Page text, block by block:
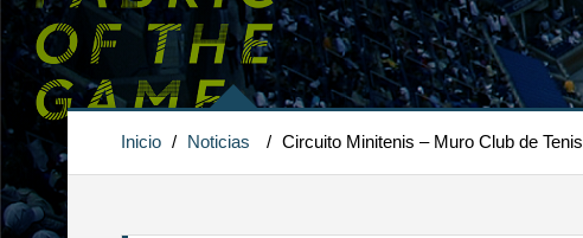
Inicio / Noticias / Circuito Minitenis – Muro Club de Tenis